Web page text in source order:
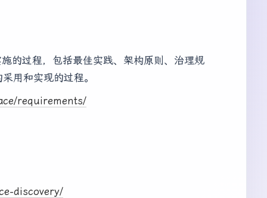
的过程，包括最佳实践、架构原则、治理规
用和实现的过程。
requirements/
discovery/